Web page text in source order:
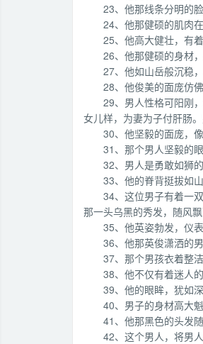
23、他那线条分明的
24、他那健硕的肌肉
25、他高大健壮，有
26、他那健硕的身材
27、他如山岳般沉稳
28、他俊美的面庞仿
29、男人性格可阳刚
女儿样，为妻为子付肝肠
30、他坚毅的面庞，
31、那个男人坚毅的
32、男人是勇敢如狮
33、他的脊背挺拔如
34、这位男子有着一
那一头乌黑的秀发，随风
35、他英姿勃发，仪
36、他那英俊潇洒的
37、那个男孩衣着整
38、他不仅有着迷人
39、他的眼眸，犹如
40、男子的身材高大
41、他那黑色的头发
42、这个男人，将男